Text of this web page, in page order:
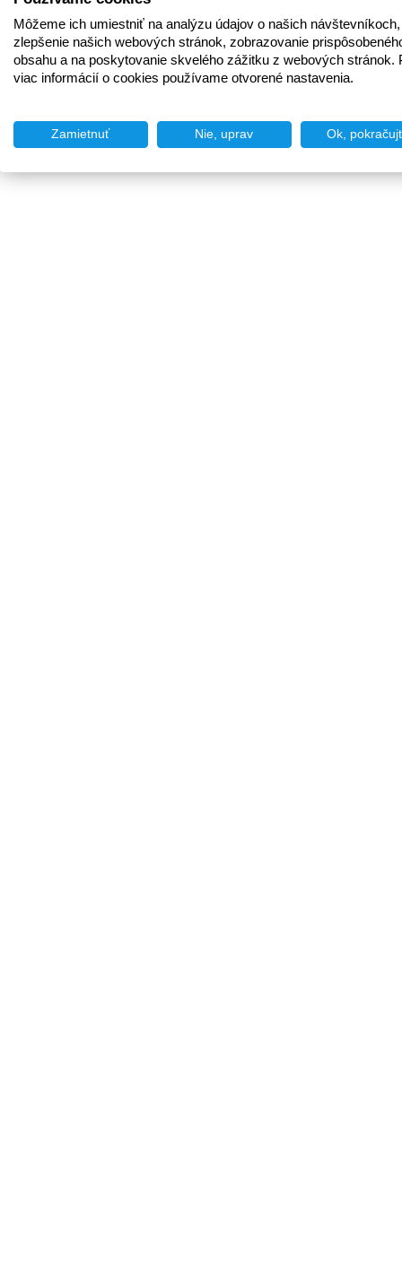
Môžeme ich umiestniť na analýzu údajov o našich
zlepšenie našich webových stránok, zobrazovanie
obsahu a na poskytovanie skvelého zážitku z webových stránok.
viac informácií o cookies používame otvorené nastavenia.
Zamietnuť Nie, uprav Ok,